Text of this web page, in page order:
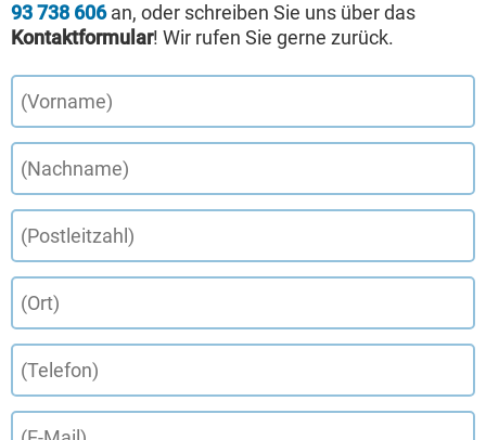
93 738 606an, oder schreiben Sie uns über das
Kontaktformular! Wir rufen Sie gerne zurück.